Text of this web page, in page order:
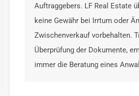
Auftraggebers. LF Real Estate
keine Gewähr bei Irrtum oder
Zwischenverkauf vorbehalten.
Überprüfung der Dokumente,
immer die Beratung eines